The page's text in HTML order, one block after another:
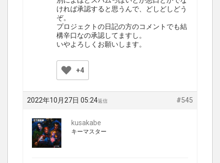
ければ承認すると思うんで、どしどしどう
ぞ。
プロジェクトの日記の方のコメントでも結
構辛口なの承認してますし。
いやよろしくお願いします。
+4
2022年10月27日 05:24 #545
返信
kusakabe
キーマスター